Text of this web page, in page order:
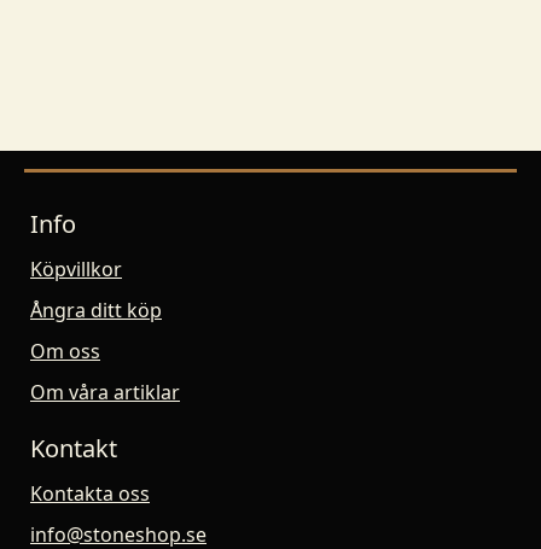
Info
Köpvillkor
Ångra ditt köp
Om oss
Om våra artiklar
Kontakt
Kontakta oss
info@stoneshop.se